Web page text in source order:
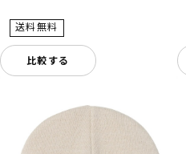
比較する